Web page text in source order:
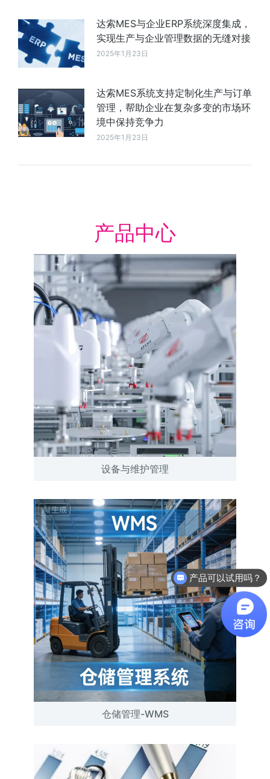
达索MES与企业ERP系统深度集成，
实现生产与企业管理数据的无缝对接
2025年1月23日
达索MES系统支持定制化生产与订单
管理，帮助企业在复杂多变的市场环
境中保持竞争力
2025年1月23日
产品中心
设备与维护管理
仓储管理-WMS
产品可以试用吗？